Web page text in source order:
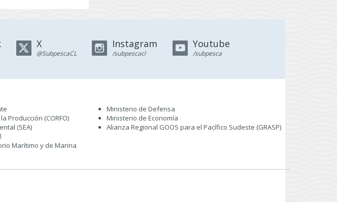
X
@SubpescaCL
Instagram
/subpescacl
Youtube
/subpesca
Producción (CORFO)
(SEA)
Marítimo y de Marina
Ministerio de Defensa
Ministerio de Economía
Alianza Regional GOOS para el Pacífico Sudeste (GRASP)